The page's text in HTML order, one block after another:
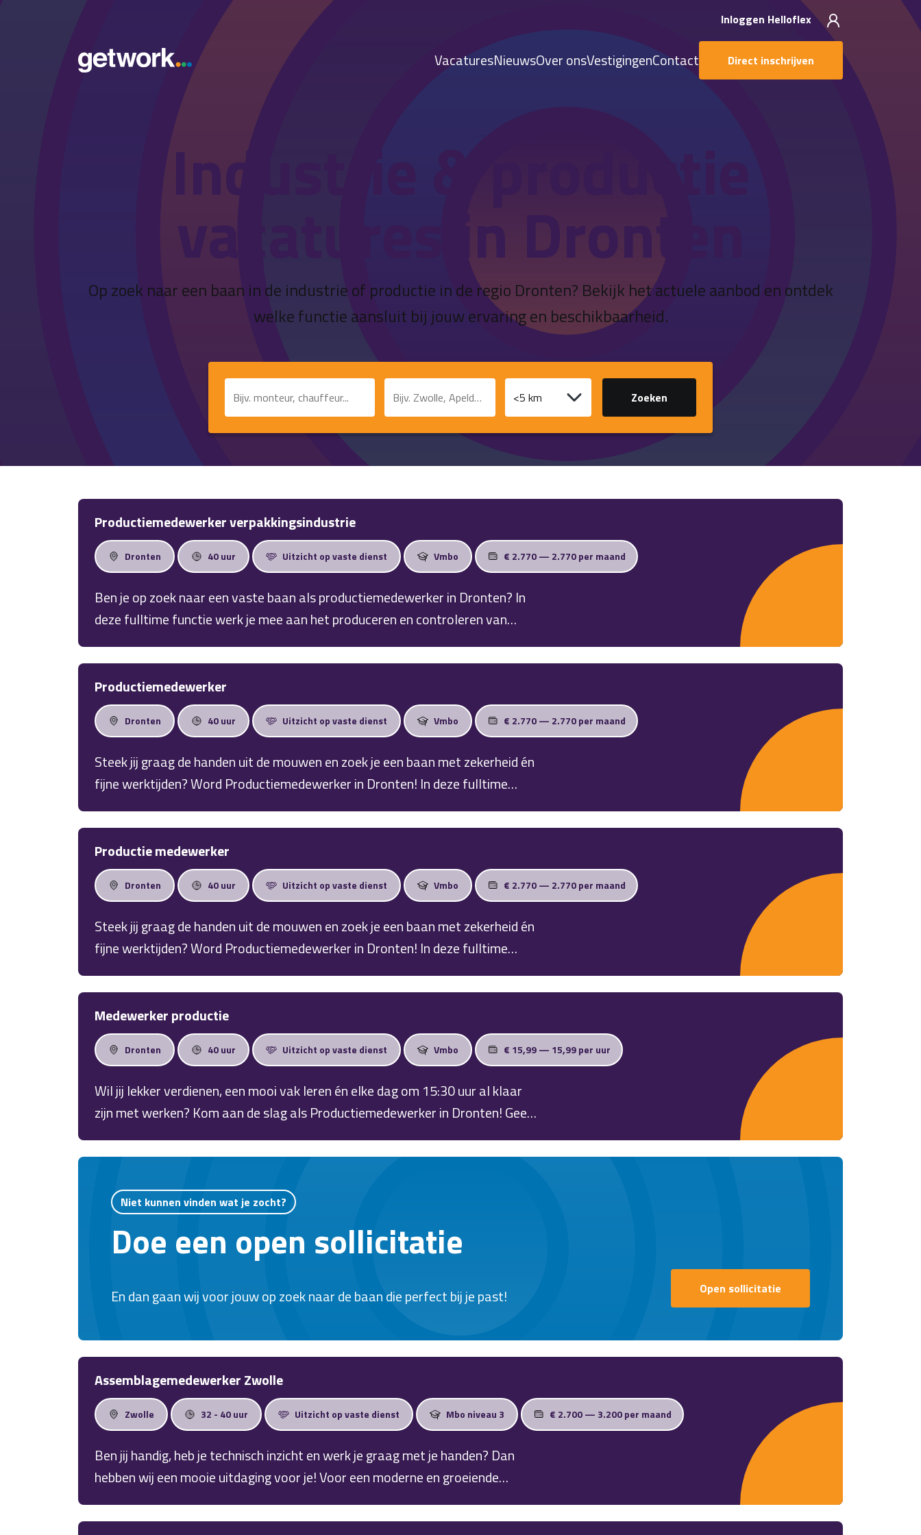
Inloggen Helloflex
VacaturesNieuwsOver onsVestigingenContact Direct inschrijven
Industrie & productie
vacatures in Dronten
Op zoek naar een baan in de industrie of productie in de regio Dronten? Bekijk het actuele aanbod en ontdek
welke functie aansluit bij jouw ervaring en beschikbaarheid.
Zoeken
Productiemedewerker verpakkingsindustrie
Dronten 40 uur Uitzicht op vaste dienst Vmbo € 2.770 — 2.770 per maand
Ben je op zoek naar een vaste baan als productiemedewerker in Dronten? In
deze fulltime functie werk je mee aan het produceren en controleren van
eisen en arbeidsvoorwaarden.
Productiemedewerker
Dronten 40 uur Uitzicht op vaste dienst Vmbo € 2.770 — 2.770 per maand
Steek jij graag de handen uit de mouwen en zoek je een baan met zekerheid én
fijne werktijden? Word Productiemedewerker in Dronten! In deze fulltime
vroege dienst elke dag van een heerlijk lange, vrije middag.
Productie medewerker
Dronten 40 uur Uitzicht op vaste dienst Vmbo € 2.770 — 2.770 per maand
Steek jij graag de handen uit de mouwen en zoek je een baan met zekerheid én
fijne werktijden? Word Productiemedewerker in Dronten! In deze fulltime
vroege dienst elke dag van een heerlijk lange, vrije middag.
Medewerker productie
Dronten 40 uur Uitzicht op vaste dienst Vmbo € 15,99 — 15,99 per uur
Wil jij lekker verdienen, een mooi vak leren én elke dag om 15:30 uur al klaar
zijn met werken? Kom aan de slag als Productiemedewerker in Dronten! Geen
een uurloon van € 15,99 bruto en een gezellig team om je heen, zit je hier
Niet kunnen vinden wat je zocht?
Doe een open sollicitatie
En dan gaan wij voor jouw op zoek naar de baan die perfect bij je past! Open sollicitatie
Assemblagemedewerker Zwolle
Zwolle 32 - 40 uur Uitzicht op vaste dienst Mbo niveau 3 € 2.700 — 3.200 per maand
Ben jij handig, heb je technisch inzicht en werk je graag met je handen? Dan
hebben wij een mooie uitdaging voor je! Voor een moderne en groeiende
Assemblagemedewerker. Samen met je collega's zorg je ervoor dat